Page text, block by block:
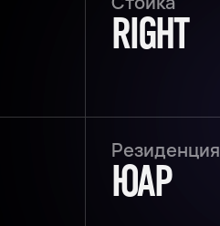
RIGHT
Резиденция
ЮАР